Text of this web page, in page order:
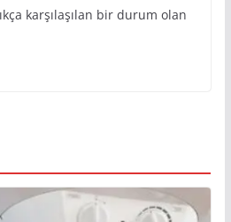
karşılaşılan bir durum olan